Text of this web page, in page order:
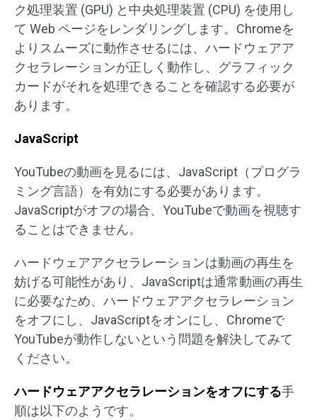
ク処理装置 (GPU) と中央処理装置 (CPU) を使用し
て Web ページをレンダリングします。Chromeを
よりスムーズに動作させるには、ハードウェアア
クセラレーションが正しく動作し、グラフィック
カードがそれを処理できることを確認する必要が
あります。
JavaScript
YouTubeの動画を見るには、JavaScript（プログラ
ミング言語）を有効にする必要があります。
JavaScriptがオフの場合、YouTubeで動画を視聴す
ることはできません。
ハードウェアアクセラレーションは動画の再生を
妨げる可能性があり、JavaScriptは通常動画の再生
に必要なため、ハードウェアアクセラレーション
をオフにし、JavaScriptをオンにし、Chromeで
YouTubeが動作しないという問題を解決してみて
ください。
ハードウェアアクセラレーションをオフにする手
順は以下のようです。